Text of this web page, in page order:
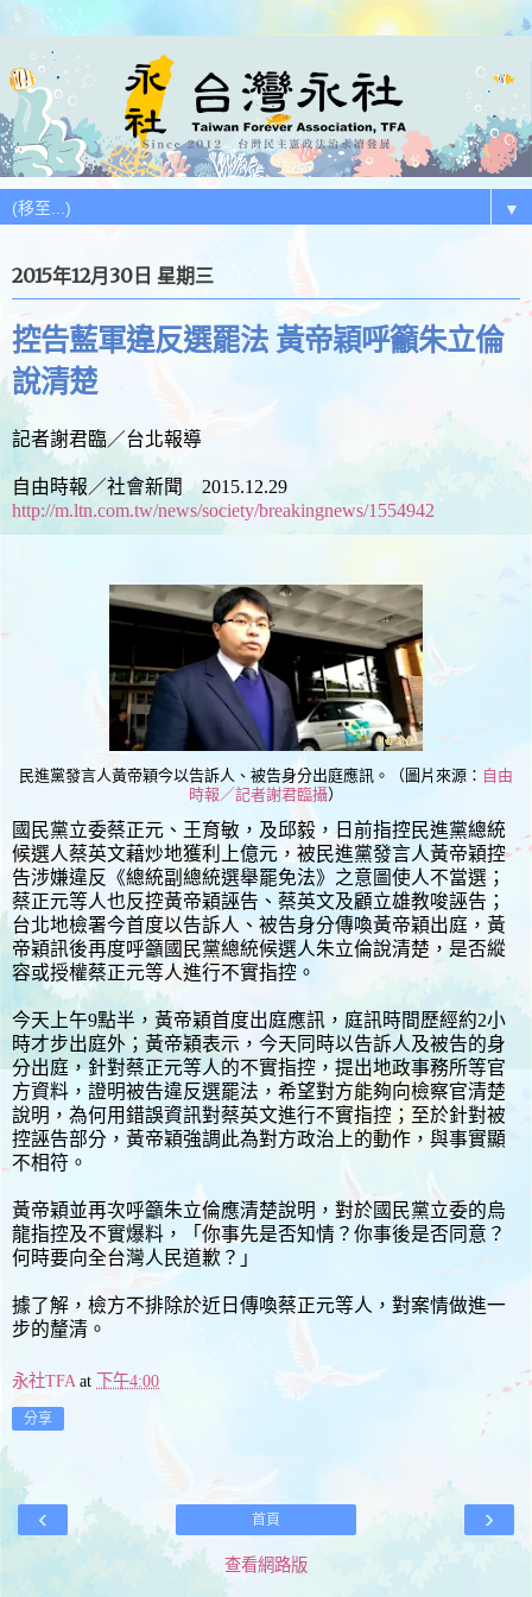
▼
2015年12月30日 星期三
控告藍軍違反選罷法 黃帝穎呼籲朱立倫
說清楚
記者謝君臨／台北報導
自由時報／社會新聞 2015.12.29
http://m.ltn.com.tw/news/society/breakingnews/1554942
民進黨發言人黃帝穎今以告訴人、被告身分出庭應訊。（圖片來源： 自由
時報／記者謝君臨攝）
國民黨立委蔡正元、王育敏，及邱毅，日前指控民進黨總統
候選人蔡英文藉炒地獲利上億元，被民進黨發言人黃帝穎控
告涉嫌違反《總統副總統選舉罷免法》之意圖使人不當選；
蔡正元等人也反控黃帝穎誣告、蔡英文及顧立雄教唆誣告；
台北地檢署今首度以告訴人、被告身分傳喚黃帝穎出庭，黃
帝穎訊後再度呼籲國民黨總統候選人朱立倫說清楚，是否縱
容或授權蔡正元等人進行不實指控。
今天上午9點半，黃帝穎首度出庭應訊，庭訊時間歷經約2小
時才步出庭外；黃帝穎表示，今天同時以告訴人及被告的身
分出庭，針對蔡正元等人的不實指控，提出地政事務所等官
方資料，證明被告違反選罷法，希望對方能夠向檢察官清楚
說明，為何用錯誤資訊對蔡英文進行不實指控；至於針對被
控誣告部分，黃帝穎強調此為對方政治上的動作，與事實顯
不相符。
黃帝穎並再次呼籲朱立倫應清楚說明，對於國民黨立委的烏
龍指控及不實爆料，「你事先是否知情？你事後是否同意？
何時要向全台灣人民道歉？」
據了解，檢方不排除於近日傳喚蔡正元等人，對案情做進一
步的釐清。
永社TFA at 下午4:00
分享
‹ ›
首頁
查看網路版